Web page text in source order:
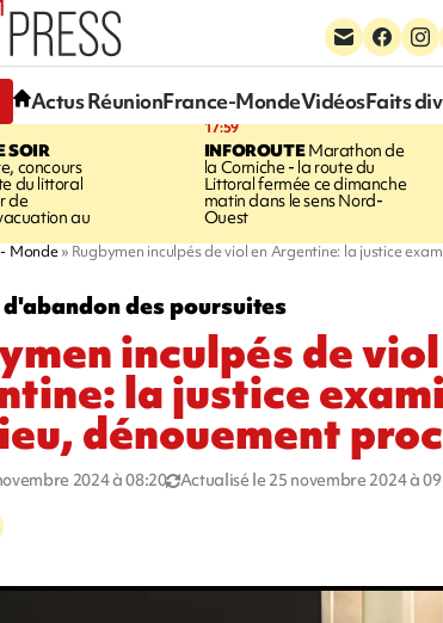
Actus RéunionFrance-MondeVidéosFaits
SOIR
concours
du littoral
de
au
17:59
INFOROUTEMarathon de
la Corniche - la route du
Littoral fermée ce dimanche
matin dans le sens Nord-
Ouest
Monde Rugbymen inculpés de viol en Argentine: la justice
des poursuites
inculpés de
la justice
dénouement
2024 à 08:20 Actualisé le 25 novembre 2024 à